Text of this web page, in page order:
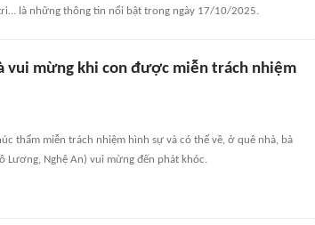
là những thông tin nổi bật trong ngày 17/10/2025.
vui mừng khi con được miễn trách nhiệm
thẩm miễn trách nhiệm hình sự và có thể về, ở quê nhà, bà
Lương, Nghệ An) vui mừng đến phát khóc.